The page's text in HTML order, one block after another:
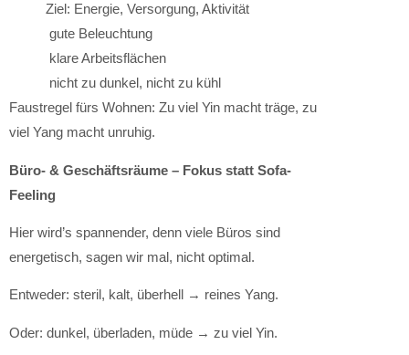
Ziel: Energie, Versorgung, Aktivität
gute Beleuchtung
klare Arbeitsflächen
nicht zu dunkel, nicht zu kühl
Faustregel fürs Wohnen: Zu viel Yin macht träge, zu
viel Yang macht unruhig.
Büro- & Geschäftsräume – Fokus statt Sofa-
Feeling
Hier wird’s spannender, denn viele Büros sind
energetisch, sagen wir mal, nicht optimal.
Entweder: steril, kalt, überhell → reines Yang.
Oder: dunkel, überladen, müde → zu viel Yin.